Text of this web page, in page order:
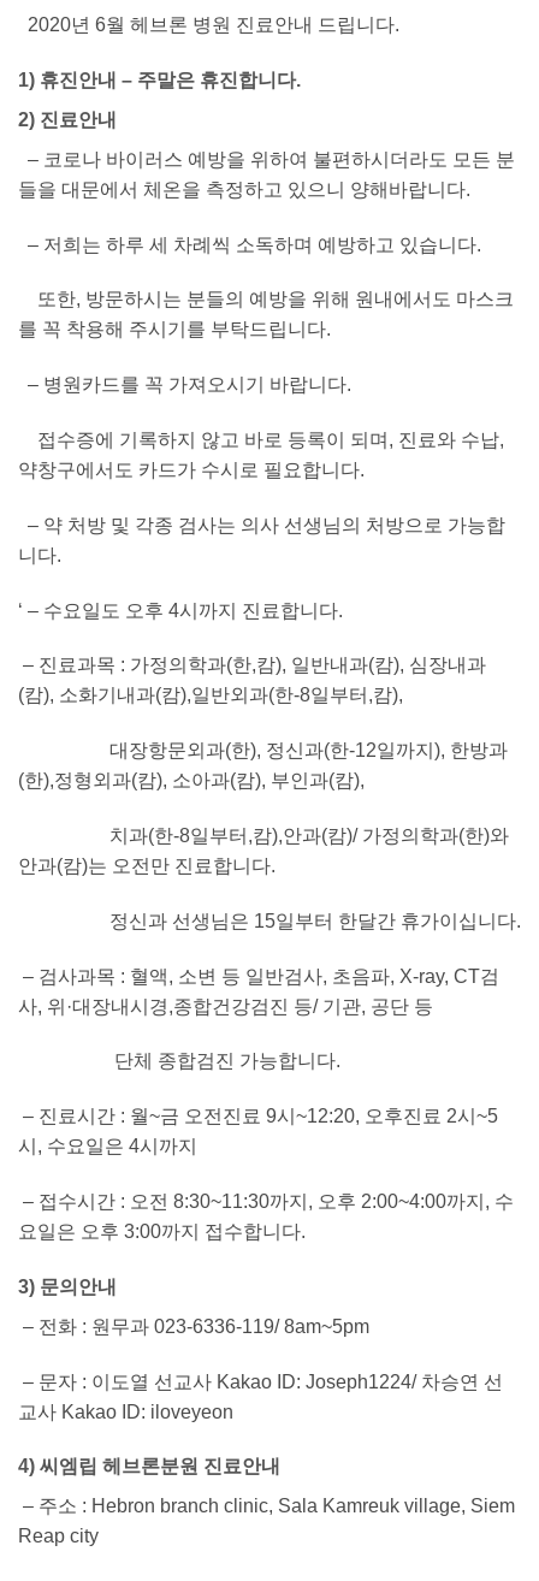
2020년 6월 헤브론 병원 진료안내 드립니다.
1) 휴진안내 – 주말은 휴진합니다.
2) 진료안내
– 코로나 바이러스 예방을 위하여 불편하시더라도 모든 분
들을 대문에서 체온을 측정하고 있으니 양해바랍니다.
– 저희는 하루 세 차례씩 소독하며 예방하고 있습니다.
또한, 방문하시는 분들의 예방을 위해 원내에서도 마스크
를 꼭 착용해 주시기를 부탁드립니다.
– 병원카드를 꼭 가져오시기 바랍니다.
접수증에 기록하지 않고 바로 등록이 되며, 진료와 수납,
약창구에서도 카드가 수시로 필요합니다.
– 약 처방 및 각종 검사는 의사 선생님의 처방으로 가능합
니다.
‘ – 수요일도 오후 4시까지 진료합니다.
– 진료과목 : 가정의학과(한,캄), 일반내과(캄), 심장내과
(캄), 소화기내과(캄),일반외과(한-8일부터,캄),
대장항문외과(한), 정신과(한-12일까지), 한방과
(한),정형외과(캄), 소아과(캄), 부인과(캄),
치과(한-8일부터,캄),안과(캄)/ 가정의학과(한)와
안과(캄)는 오전만 진료합니다.
정신과 선생님은 15일부터 한달간 휴가이십니다.
– 검사과목 : 혈액, 소변 등 일반검사, 초음파, X-ray, CT검
사, 위·대장내시경,종합건강검진 등/ 기관, 공단 등
단체 종합검진 가능합니다.
– 진료시간 : 월~금 오전진료 9시~12:20, 오후진료 2시~5
시, 수요일은 4시까지
– 접수시간 : 오전 8:30~11:30까지, 오후 2:00~4:00까지, 수
요일은 오후 3:00까지 접수합니다.
3) 문의안내
– 전화 : 원무과 023-6336-119/8am~5pm
– 문자 : 이도열 선교사 Kakao ID: Joseph1224/ 차승연 선
교사 Kakao ID: iloveyeon
4) 씨엠립 헤브론분원 진료안내
– 주소 : Hebron branch clinic, Sala Kamreuk village, Siem
Reap city